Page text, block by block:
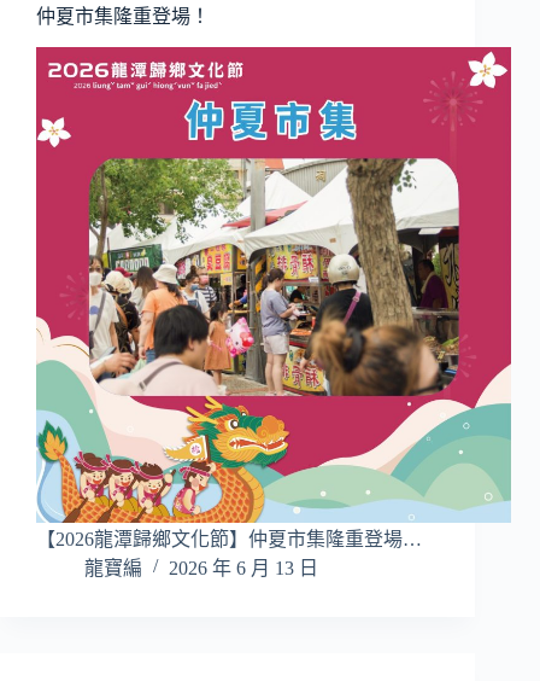
仲夏市集隆重登場！
【2026龍潭歸鄉文化節】仲夏市集隆重登場…
龍寶編
2026 年 6 月 13 日